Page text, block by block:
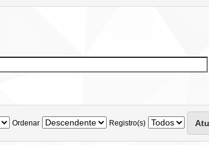
Ordenar Registro(s)